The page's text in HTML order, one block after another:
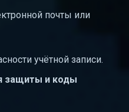
почты или
учётной записи.
защиты и коды